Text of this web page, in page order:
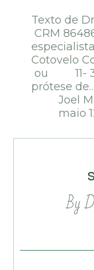
Texto de
CRM
Cotovelo
ou 11-
prótese
Joel
maio
By